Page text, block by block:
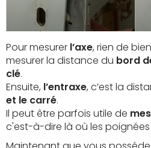
Pour mesurer l’axe, rien de
mesurer la distance du bord
clé.
Ensuite, l’entraxe, c’est la
et le carré.
Il peut être parfois utile de
c'est-à-dire là où les poignées